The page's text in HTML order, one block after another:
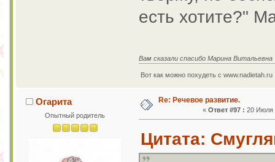
есть хотите?"
Вам сказали спасибо Марина Витальевна
Вот как можно похудеть с www.nadietah.ru
Огарита
Опытный родитель
Re: Речевое развитие.
« Ответ #97 : 20 Июля
Цитата: